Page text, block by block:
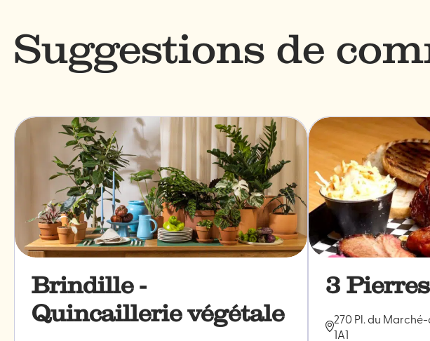
Suggestions de
Brindille -
Quincaillerie végétale
3
270 Pl. du
1A1